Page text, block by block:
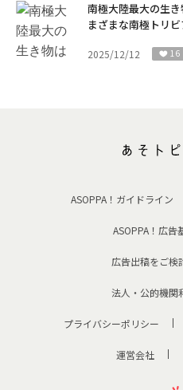
南極大陸最大の生
まざまな南極トリ
2025/12/12 16
ASOPPA！ガイドライン
ASOPPA！広告
広告出稿をご検
法人・公的機関
プライバシーポリシー
運営会社